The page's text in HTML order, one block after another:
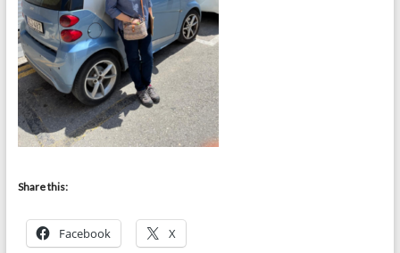
Share this:
Facebook X